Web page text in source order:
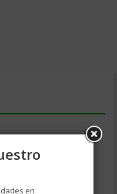
en